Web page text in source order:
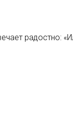
радостно: